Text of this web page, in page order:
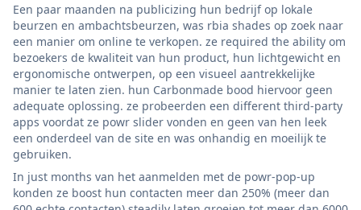
Een paar maanden na publicizing hun bedrijf op lokale
beurzen en ambachtsbeurzen, was rbia shades op zoek naar
een manier om online te verkopen. ze required the ability om
bezoekers de kwaliteit van hun product, hun lichtgewicht en
ergonomische ontwerpen, op een visueel aantrekkelijke
manier te laten zien. hun Carbonmade bood hiervoor geen
adequate oplossing. ze probeerden een different third-party
apps voordat ze powr slider vonden en geen van hen leek
een onderdeel van de site en was onhandig en moeilijk te
gebruiken.
In just months van het aanmelden met de powr-pop-up
konden ze boost hun contacten meer dan 250% (meer dan